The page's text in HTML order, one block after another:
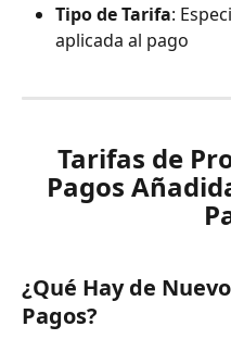
Tipo de Tarifa:
aplicada al pago
Tarifas de
Pagos
¿Qué Hay de
Pagos?